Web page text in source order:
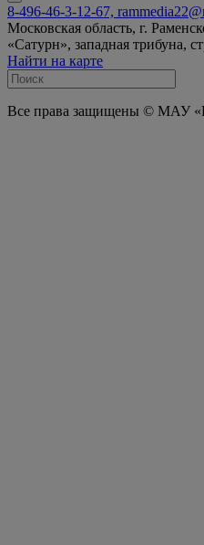
8-496-46-3-12-67,
Московская область, г.
«Сатурн», западная трибуна,
Найти на карте
Все права защищены © МАУ